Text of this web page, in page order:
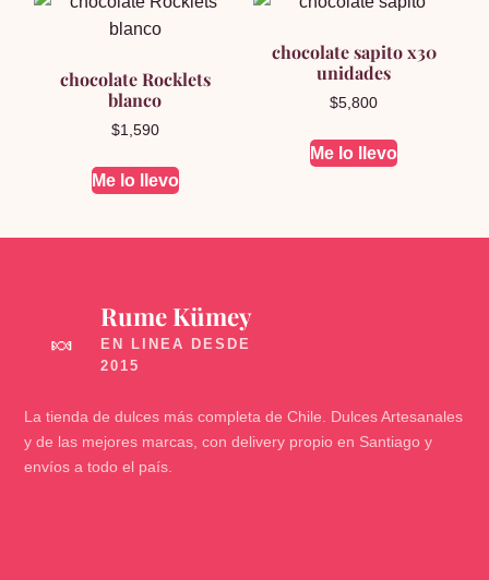
chocolate Rocklets
blanco
$1,590
Me lo llevo
chocolate sapito x30
unidades
$5,800
Me lo llevo
🍬
Rume Kümey
La tienda de dulces más completa de Chile. Dulces Artesanales
y de las mejores marcas, con delivery propio en Santiago y
envíos a todo el país.